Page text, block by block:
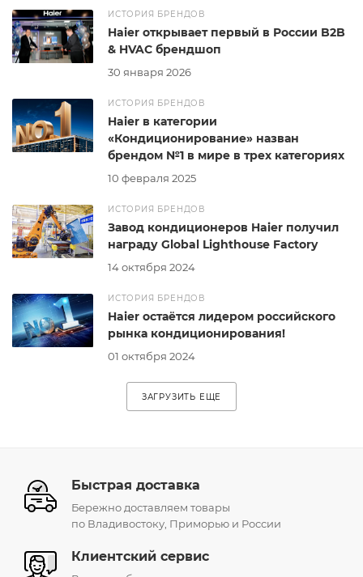
ИСТОРИЯ БРЕНДОВ
30 января 2026
Haier открывает первый в России B2B
& HVAC брендшоп
ИСТОРИЯ БРЕНДОВ
10 февраля 2025
Haier в категории
«Кондиционирование» назван
брендом №1 в мире в трех категориях
ИСТОРИЯ БРЕНДОВ
14 октября 2024
Завод кондиционеров Haier получил
награду Global Lighthouse Factory
ИСТОРИЯ БРЕНДОВ
01 октября 2024
Haier остаётся лидером российского
рынка кондиционирования!
ЗАГРУЗИТЬ ЕЩЕ
Быстрая доставка
Бережно доставляем товары
по Владивостоку, Приморью и России
Клиентский сервис